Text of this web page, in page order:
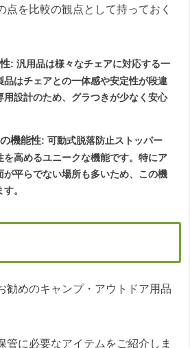
点を比較の観点として持っておく
: 汎用品は様々なチェアに対応する一
品はチェアとの一体感や安定性が段違
用設計のため、グラつきが少なく安心
機能性: 可動式脱落防止ストッパー
を高めるユニークな機能です。特にア
が平らでない場所も多いため、この機
。
勧めのキャンプ・アウトドア用品
管に必要なアイテムをご紹介しま